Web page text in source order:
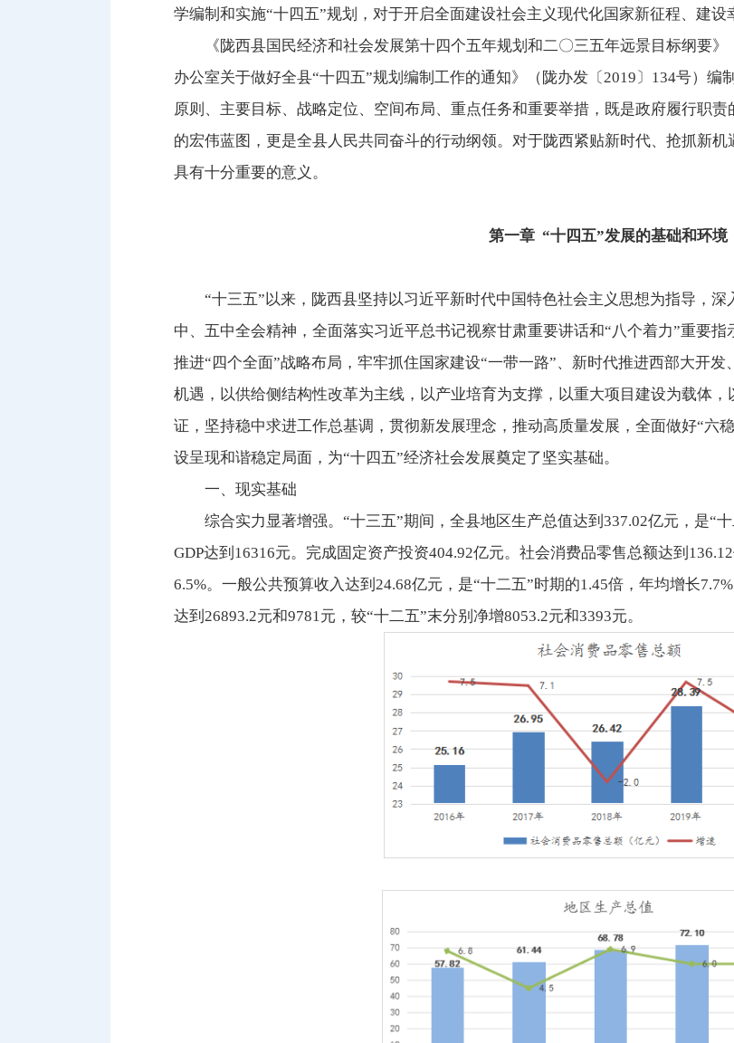
学编制和实施“十四五”规划，对于开启全面建设社会主义现代化国家新征程、建设
《陇西县国民经济和社会发展第十四个五年规划和二〇三五年远景目标纲要
办公室关于做好全县“十四五”规划编制工作的通知》（陇办发〔2019〕134号）编
原则、主要目标、战略定位、空间布局、重点任务和重要举措，既是政府履行职
的宏伟蓝图，更是全县人民共同奋斗的行动纲领。对于陇西紧贴新时代、抢抓新
具有十分重要的意义。
第一章 “十四五”发展的基础和环境
“十三五”以来，陇西县坚持以习近平新时代中国特色社会主义思想为指导，
中、五中全会精神，全面落实习近平总书记视察甘肃重要讲话和“八个着力”重要
推进“四个全面”战略布局，牢牢抓住国家建设“一带一路”、新时代推进西部大开
机遇，以供给侧结构性改革为主线，以产业培育为支撑，以重大项目建设为载体
证，坚持稳中求进工作总基调，贯彻新发展理念，推动高质量发展，全面做好“六
设呈现和谐稳定局面，为“十四五”经济社会发展奠定了坚实基础。
一、现实基础
综合实力显著增强。“十三五”期间，全县地区生产总值达到337.02亿元，是“
GDP达到16316元。完成固定资产投资404.92亿元。社会消费品零售总额达到
6.5%。一般公共预算收入达到24.68亿元，是“十二五”时期的1.45倍，年均增长
达到26893.2元和9781元，较“十二五”末分别净增8053.2元和3393元。